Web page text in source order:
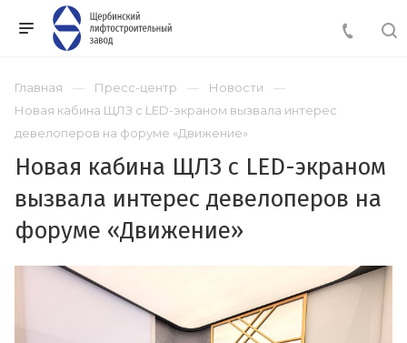
Главная Пресс-центр
Новости
Новая кабина ЩЛЗ с LED-экраном вызвала интерес
девелоперов на форуме «Движение»
Новая кабина ЩЛЗ с LED-экраном
вызвала интерес девелоперов на
форуме «Движение»